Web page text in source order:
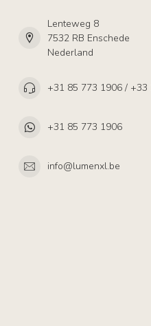
Lenteweg 8
7532 RB Enschede
Nederland
+31 85 773 1906 / +33
+31 85 773 1906
info@lumenxl.be